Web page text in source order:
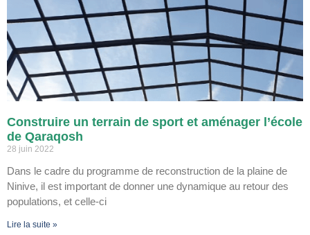
Construire un terrain de sport et aménager l’école
de Qaraqosh
28 juin 2022
Dans le cadre du programme de reconstruction de la plaine de
Ninive, il est important de donner une dynamique au retour des
populations, et celle-ci
Lire la suite »